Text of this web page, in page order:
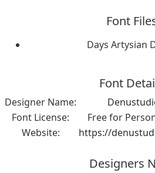
Font
Days Artysian
Font
Designer Name:
Font License:
Free for
Website:
https://
Designers